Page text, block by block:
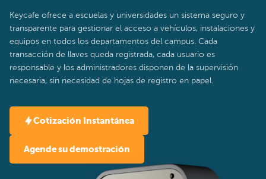
Keycafe ofrece a escuelas y universidades un sistema seguro y
transparente para gestionar el acceso a vehículos, instalaciones y
equipos en todos los departamentos del campus. Cada
transacción de llaves queda registrada, cada usuario es
responsable y los administradores disponen de la supervisión
necesaria, sin necesidad de hojas de registro en papel.
Cotización Instantánea
Agende su demostración